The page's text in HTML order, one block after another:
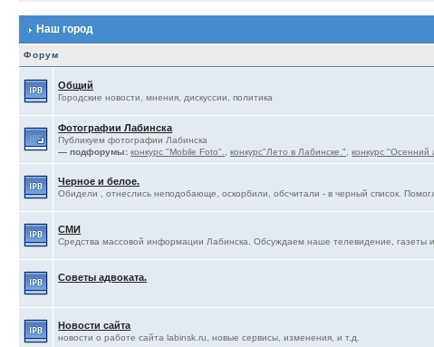
Наш город
Форум
Общий
Городские новости, мнения, дискуссии, политика
Фотографии Лабинска
Публикуем фотографии Лабинска
— подфорумы: конкурс "Mobile Foto". ,конкурс"Лето в Лабинске." ,конкурс "Осенний
Черное и белое.
Обидели , отнеслись неподобающе, оскорбили, обсчитали - в черный список.
СМИ
Средства массовой информации Лабинска. Обсуждаем наше телевидение, газеты и
Советы адвоката.
Новости сайта
новости о работе сайта labinsk.ru, новые сервисы, изменения, и т.д.